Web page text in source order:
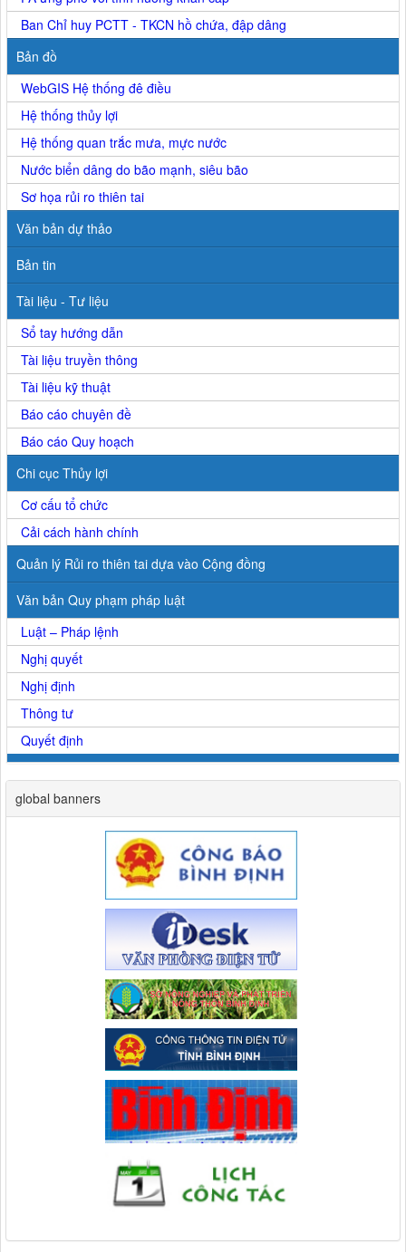
Ban Chỉ huy PCTT - TKCN hồ chứa, đập dâng
Bản đồ
WebGIS Hệ thống đê điều
Hệ thống thủy lợi
Hệ thống quan trắc mưa, mực nước
Nước biển dâng do bão mạnh, siêu bão
Sơ họa rủi ro thiên tai
Văn bản dự thảo
Bản tin
Tài liệu - Tư liệu
Sổ tay hướng dẫn
Tài liệu truyền thông
Tài liệu kỹ thuật
Báo cáo chuyên đề
Báo cáo Quy hoạch
Chi cục Thủy lợi
Cơ cấu tổ chức
Cải cách hành chính
Quản lý Rủi ro thiên tai dựa vào Cộng đồng
Văn bản Quy phạm pháp luật
Luật – Pháp lệnh
Nghị quyết
Nghị định
Thông tư
Quyết định
global banners